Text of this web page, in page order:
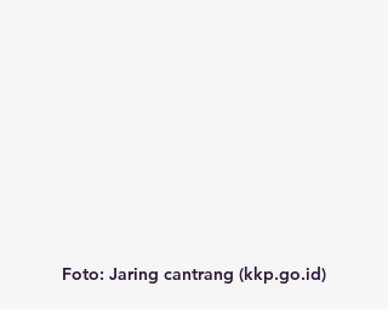
Foto: Jaring cantrang (kkp.go.id)